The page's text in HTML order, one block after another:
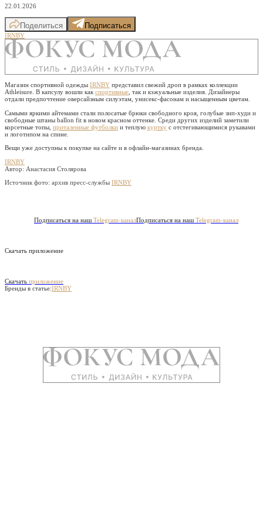
22.01.2026
Поделиться Подписаться
IRNBY
Магазин спортивной одежды IRNBY представил свежий дроп в рамках коллекции
Athleisure. В капсулу вошли как спортивные , так и кэжуальные изделия. Дизайнеры
отдали предпочтение оверсайзным силуэтам, унисекс-фасонам и насыщенным цветам.
Самыми яркими айтемами стали полосатые брюки свободного кроя, голубые зип-худи и
свободные штаны ballon fit в новом красном оттенке. Среди других изделий заметили
корсетные топы, приталенные футболки и теплую куртку с отстегивающимися рукавами
и логотипом на спине.
Вещи уже доступны к покупке на сайте и в офлайн-магазинах бренда.
IRNBY
Автор: Анастасия Столярова
Источник фото: архив пресс-службы IRNBY
Подписаться на наш Telegram-каналПодписаться на наш Telegram-канал
Скачать приложение
Скачать приложение
Бренды в статье:IRNBY